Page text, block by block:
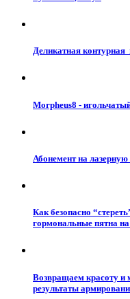
Деликатная контурная
Morpheus8 -
Абонемент на
Как безопасно
гормональные пятна
Возвращаем красоту и
результаты